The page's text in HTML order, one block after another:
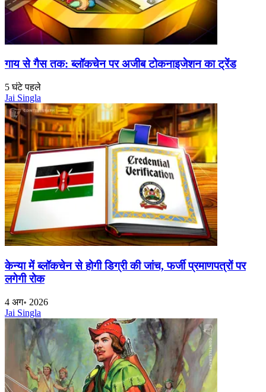
गाय से गैस तक: ब्लॉकचेन पर अजीब टोकनाइजेशन का ट्रेंड
5 घंटे पहले
Jai Singla
केन्या में ब्लॉकचेन से होगी डिग्री की जांच, फर्जी प्रमाणपत्रों पर
लगेगी रोक
4 अग॰ 2026
Jai Singla